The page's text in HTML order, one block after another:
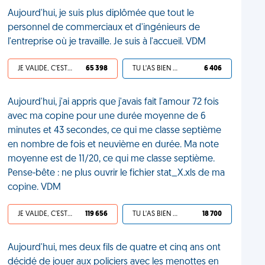
Aujourd'hui, je suis plus diplômée que tout le
personnel de commerciaux et d'ingénieurs de
l'entreprise où je travaille. Je suis à l'accueil. VDM
JE VALIDE, C'EST UNE VDM 65 398 TU L'AS BIEN MÉRITÉ 6 406
Aujourd'hui, j'ai appris que j'avais fait l'amour 72 fois
avec ma copine pour une durée moyenne de 6
minutes et 43 secondes, ce qui me classe septième
en nombre de fois et neuvième en durée. Ma note
moyenne est de 11/20, ce qui me classe septième.
Pense-bête : ne plus ouvrir le fichier stat_X.xls de ma
copine. VDM
JE VALIDE, C'EST UNE VDM 119 656 TU L'AS BIEN MÉRITÉ 18 700
Aujourd'hui, mes deux fils de quatre et cinq ans ont
décidé de jouer aux policiers avec les menottes en